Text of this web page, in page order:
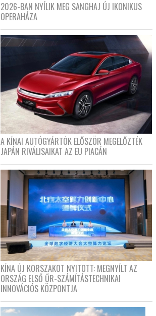
2026-BAN NYÍLIK MEG SANGHAJ ÚJ IKONIKUS
OPERAHÁZA
A KÍNAI AUTÓGYÁRTÓK ELŐSZÖR MEGELŐZTÉK
JAPÁN RIVÁLISAIKAT AZ EU PIACÁN
KÍNA ÚJ KORSZAKOT NYITOTT: MEGNYÍLT AZ
ORSZÁG ELSŐ ŰR-SZÁMÍTÁSTECHNIKAI
INNOVÁCIÓS KÖZPONTJA